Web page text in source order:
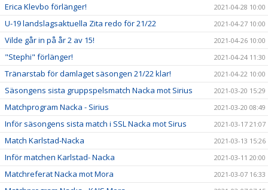
Erica Klevbo förlänger! 2021-04-28 10:00
U-19 landslagsaktuella Zita redo för 21/22 2021-04-27 10:00
Vilde går in på år 2 av 15! 2021-04-26 10:00
"Stephi" förlänger! 2021-04-24 11:30
Tränarstab för damlaget säsongen 21/22 klar! 2021-04-22 10:00
Säsongens sista gruppspelsmatch Nacka mot Sirius 2021-03-20 15:29
Matchprogram Nacka - Sirius 2021-03-20 08:49
Inför säsongens sista match i SSL Nacka mot Sirus 2021-03-17 21:07
Match Karlstad-Nacka 2021-03-13 15:26
Inför matchen Karlstad- Nacka 2021-03-11 20:00
Matchreferat Nacka mot Mora 2021-03-07 16:33